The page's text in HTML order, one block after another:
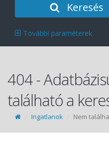
Keresés
További paraméterek
404 -
található a
Ingatlanok Nem